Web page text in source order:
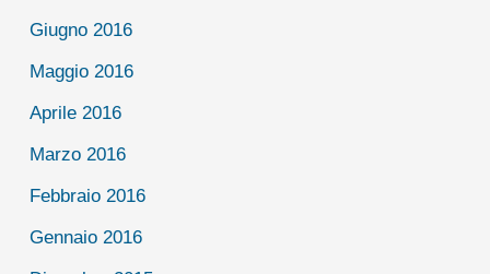
Giugno 2016
Maggio 2016
Aprile 2016
Marzo 2016
Febbraio 2016
Gennaio 2016